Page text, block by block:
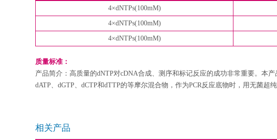
4×dNTPs(100mM)
4×dNTPs(100mM)
4×dNTPs(100mM)
质量标准：
产品简介：高质量的dNTP对cDNA合成、测序和标记反应的成功非常重要。本
dATP、dGTP、dCTP和dTTP的等摩尔混合物，作为PCR反应底物时，用无菌超
相关产品